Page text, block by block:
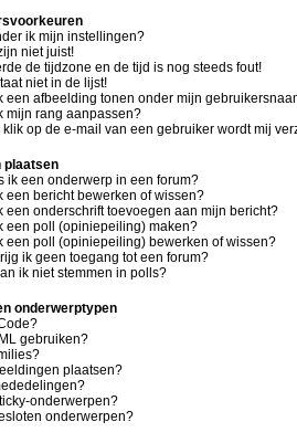
ik mijn instellingen?
niet juist!
de tijdzone en de tijd is nog steeds fout!
niet in de lijst!
een afbeelding tonen onder mijn
mijn rang aanpassen?
klik op de e-mail van een gebruiker wordt mij
plaatsen
ik een onderwerp in een forum?
een bericht bewerken of wissen?
een onderschrift toevoegen aan mijn bericht?
een poll (opiniepeiling) maken?
een poll (opiniepeiling) bewerken of wissen?
ik geen toegang tot een forum?
ik niet stemmen in polls?
onderwerptypen
gebruiken?
plaatsen?
onderwerpen?
onderwerpen?